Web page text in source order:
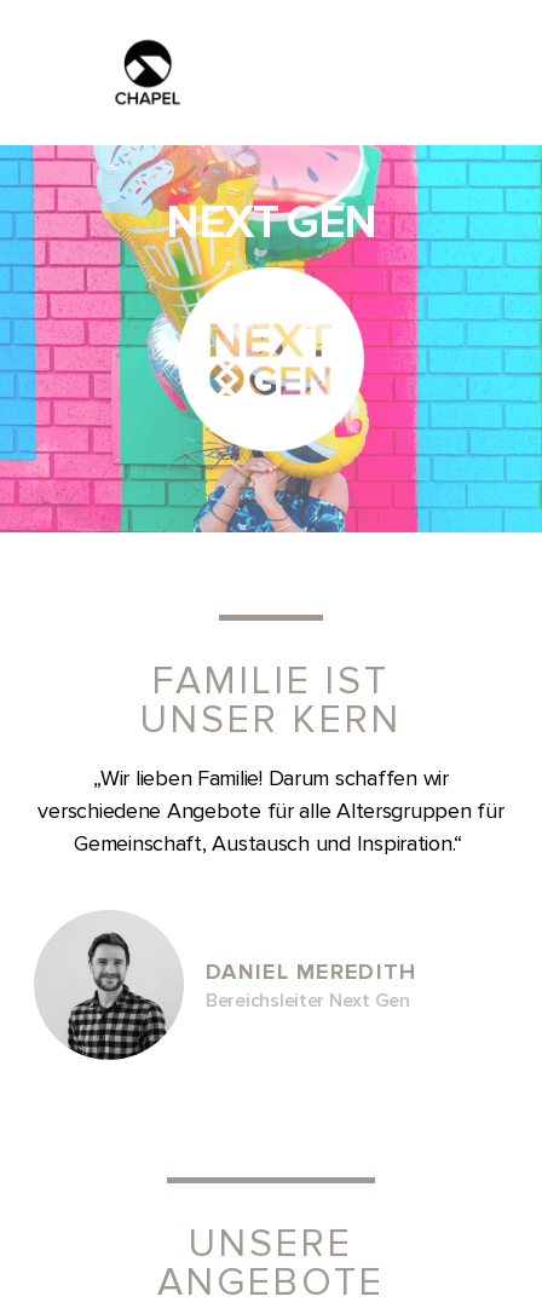
NEXT GEN
FAMILIE IST
UNSER KERN
„Wir lieben Familie! Darum schaffen wir
verschiedene Angebote für alle Altersgruppen für
Gemeinschaft, Austausch und Inspiration.“
DANIEL MEREDITH
Bereichsleiter Next Gen
UNSERE
ANGEBOTE